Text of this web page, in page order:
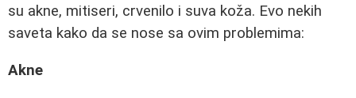
su akne, mitiseri, crvenilo i suva koža. Evo nekih
saveta kako da se nose sa ovim problemima:
Akne